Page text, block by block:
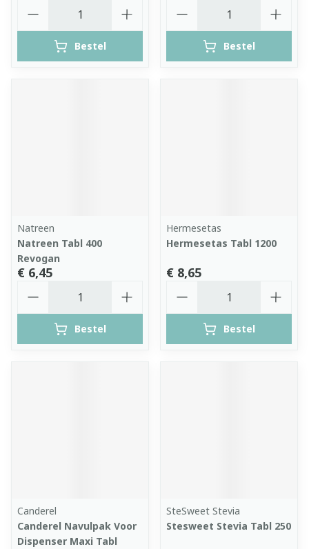
Bestel Bestel
Natreen
Natreen Tabl 400
Revogan
€ 6,45
Bestel
Hermesetas
Hermesetas Tabl 1200
€ 8,65
Bestel
Canderel
Canderel Navulpak Voor
Dispenser Maxi Tabl
SteSweet Stevia
Stesweet Stevia Tabl 250